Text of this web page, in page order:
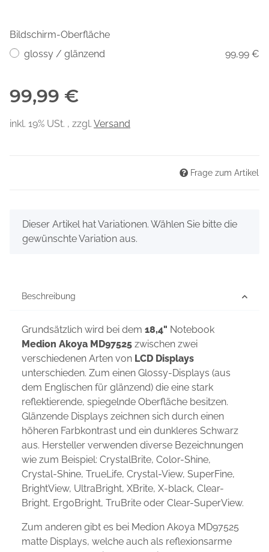
Bildschirm-Oberfläche
glossy / glänzend
99,99 €
99,99 €
inkl. 19% USt. , zzgl. Versand
Frage zum Artikel
x
Dieser Artikel hat Variationen. Wählen Sie bitte die
gewünschte Variation aus.
Beschreibung
Grundsätzlich wird bei dem 18,4" Notebook
Medion Akoya MD97525 zwischen zwei
verschiedenen Arten von LCD Displays
unterschieden. Zum einen Glossy-Displays (aus
dem Englischen für glänzend) die eine stark
reflektierende, spiegelnde Oberfläche besitzen.
Glänzende Displays zeichnen sich durch einen
höheren Farbkontrast und ein dunkleres Schwarz
aus. Hersteller verwenden diverse Bezeichnungen
wie zum Beispiel: CrystalBrite, Color-Shine,
Crystal-Shine, TrueLife, Crystal-View, SuperFine,
BrightView, UltraBright, XBrite, X-black, Clear-
Bright, ErgoBright, TruBrite oder Clear-SuperView.
Zum anderen gibt es bei Medion Akoya MD97525
matte Displays, welche auch als reflexionsarme